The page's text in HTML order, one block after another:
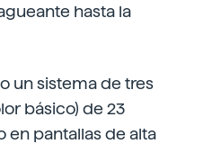
hasta la
un sistema de tres
básico) de 23
pantallas de alta